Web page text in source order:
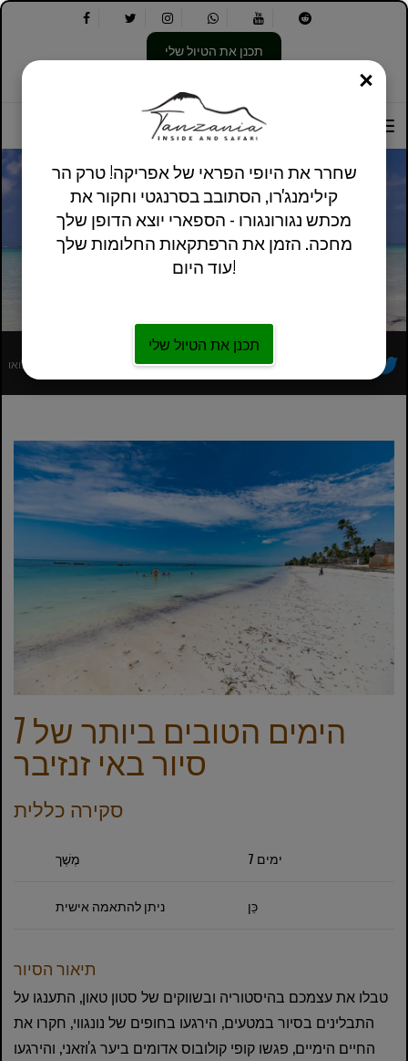
תכנן את הטיול שלי
7 הימים הטובים ביותר של סיור באי זנזיבר
מפעיל סיורים מקומי אפריקאי רשום במלואו
7 הימים הטובים ביותר של
סיור באי זנזיבר
סקירה כללית
מֶשֶׁך 7 ימים
ניתן להתאמה אישית כֵּן
תיאור הסיור
טבלו את עצמכם בהיסטוריה ובשווקים של סטון טאון, התענגו על
התבלינים בסיור במטעים, הירגעו בחופים של נונגווי, חקרו את
החיים הימיים, פגשו קופי קולובוס אדומים ביער ג'וזאני, והירגעו
שחרר את היופי הפראי של אפריקה! טרק הר
קילימנג'רו, הסתובב בסרנגטי וחקור את
מכתש נגורונגורו - הספארי יוצא הדופן שלך
מחכה. הזמן את הרפתקאות החלומות שלך
עוד היום!
תכנן את הטיול שלי